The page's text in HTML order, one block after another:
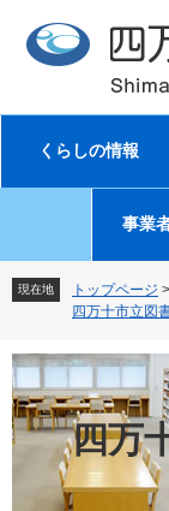
先
す
を
し
文
くらしの情報
事業
現在地 トップページ >
四万十市立図
四万